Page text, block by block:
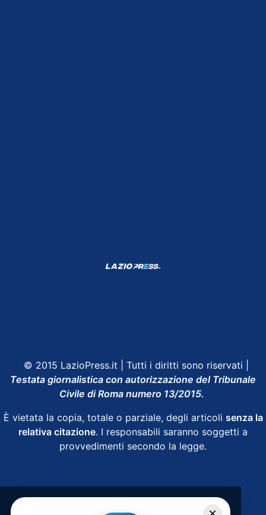
© 2015 LazioPress.it | Tutti i diritti sono riservati |
Testata giornalistica con autorizzazione del Tribunale
Civile di Roma numero 13/2015.
È vietata la copia, totale o parziale, degli articoli senza la
relativa citazione. I responsabili saranno soggetti a
provvedimenti secondo la legge.